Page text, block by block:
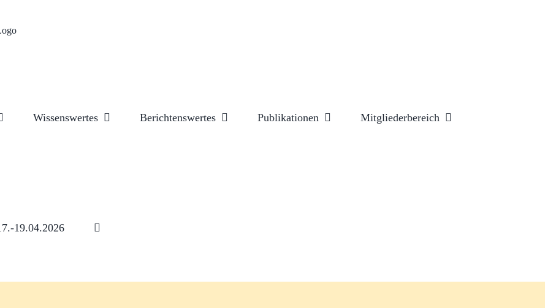
Wissenswertes Berichtenswertes Publikationen Mitgliederbereich
19.04.2026